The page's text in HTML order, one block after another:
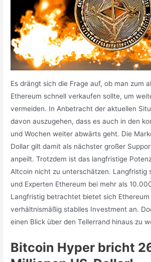
Es drängt sich die Frage auf, ob man zum
Ethereum schnell verkaufen sollte, um
vermeiden. In Anbetracht der aktuellen
davon auszugehen, dass es auch in den
und Wochen weiter abwärts geht. Die
Dollar gilt damit als nächster großer
anpeilt. Trotzdem ist das langfristige
Altcoin nicht zu unterschätzen. Langfristig
und Experten Ethereum bei mehr als
Langfristig betrachtet bietet sich Ethereum
verhältnismäßig stabiles Investment an.
einen Blick über den Tellerrand hinaus zu
Bitcoin Hyper bricht